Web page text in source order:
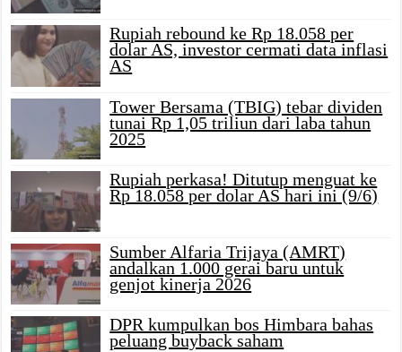
Rupiah rebound ke Rp 18.058 per
dolar AS, investor cermati data inflasi
AS
Tower Bersama (TBIG) tebar dividen
tunai Rp 1,05 triliun dari laba tahun
2025
Rupiah perkasa! Ditutup menguat ke
Rp 18.058 per dolar AS hari ini (9/6)
Sumber Alfaria Trijaya (AMRT)
andalkan 1.000 gerai baru untuk
genjot kinerja 2026
DPR kumpulkan bos Himbara bahas
peluang buyback saham